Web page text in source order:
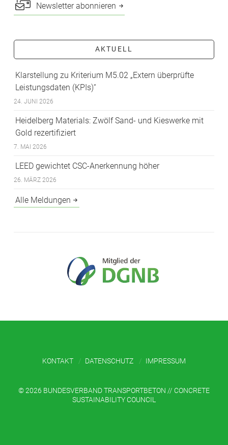
Newsletter abonnieren
AKTUELL
Klarstellung zu Kriterium M5.02 „Extern überprüfte
Leistungsdaten (KPIs)“
24. JUNI 2026
Heidelberg Materials: Zwölf Sand- und Kieswerke mit
Gold rezertifiziert
7. MAI 2026
LEED gewichtet CSC-Anerkennung höher
26. MÄRZ 2026
Alle Meldungen
KONTAKT DATENSCHUTZ IMPRESSUM
©2026 BUNDESVERBAND TRANSPORTBETON // CONCRETE
SUSTAINABILITY COUNCIL